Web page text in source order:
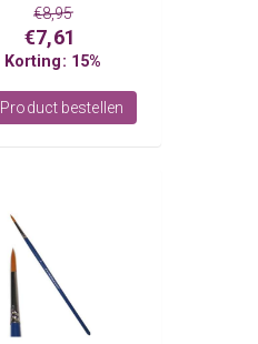
€8,95
€7,61
Korting: 15%
Product bestellen